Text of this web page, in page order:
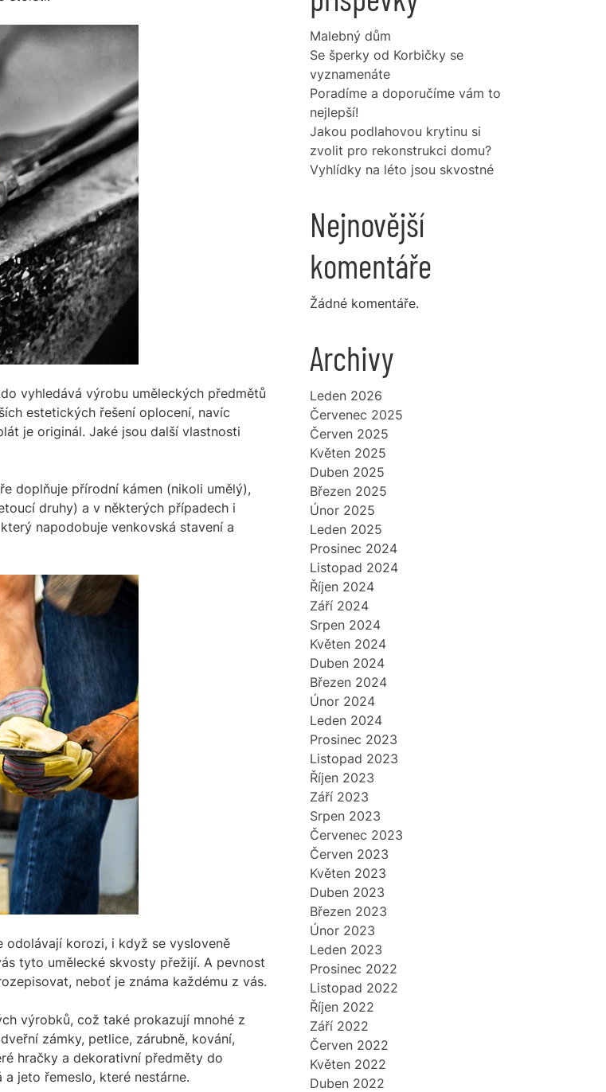
vyhledává výrobu uměleckých předmětů
estetických řešení oplocení, navíc
je originál. Jaké jsou další vlastnosti
doplňuje přírodní kámen (nikoli umělý),
druhy) a v některých případech i
napodobuje venkovská stavení a
odolávají korozi, i když se vysloveně
tyto umělecké skvosty přežijí. A pevnost
neboť je známa každému z vás.
výrobků, což také prokazují mnohé z
zámky, petlice, zárubně, kování,
hračky a dekorativní předměty do
jeto řemeslo, které nestárne.
Malebný dům
Se šperky od Korbičky se
vyznamenáte
Poradíme a doporučíme vám to
nejlepší!
Jakou podlahovou krytinu si
zvolit pro rekonstrukci domu?
Vyhlídky na léto jsou skvostné
Nejnovější
komentáře
Žádné komentáře.
Archivy
Leden 2026
Červenec 2025
Červen 2025
Květen 2025
Duben 2025
Březen 2025
Únor 2025
Leden 2025
Prosinec 2024
Listopad 2024
Říjen 2024
Září 2024
Srpen 2024
Květen 2024
Duben 2024
Březen 2024
Únor 2024
Leden 2024
Prosinec 2023
Listopad 2023
Říjen 2023
Září 2023
Srpen 2023
Červenec 2023
Červen 2023
Květen 2023
Duben 2023
Březen 2023
Únor 2023
Leden 2023
Prosinec 2022
Listopad 2022
Říjen 2022
Září 2022
Červen 2022
Květen 2022
Duben 2022